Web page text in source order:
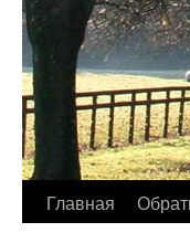
Главная